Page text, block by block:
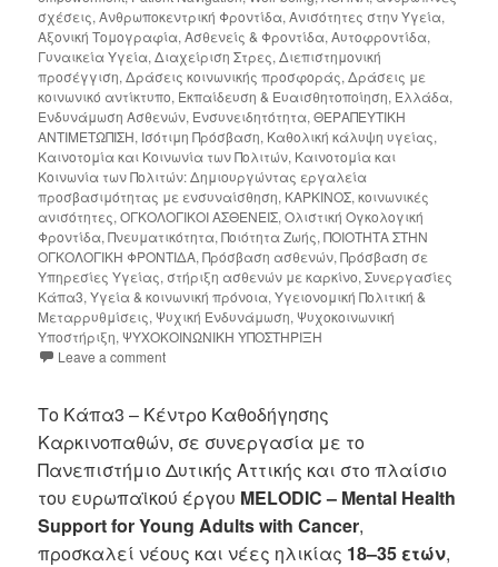
σχέσεις,Ανθρωποκεντρική Φροντίδα,Ανισότητες στην Υγεία,
Αξονική Τομογραφία,Ασθενείς & Φροντίδα,Αυτοφροντίδα,
Γυναικεία Υγεία,Διαχείριση Στρες,Διεπιστημονική
προσέγγιση,Δράσεις κοινωνικής προσφοράς,Δράσεις με
κοινωνικό αντίκτυπο, Εκπαίδευση & Ευαισθητοποίηση, Ελλάδα,
Ενδυνάμωση Ασθενών, Ενσυνειδητότητα,ΘΕΡΑΠΕΥΤΙΚΗ
ΑΝΤΙΜΕΤΩΠΙΣΗ, Ισότιμη Πρόσβαση, Καθολική κάλυψη υγείας,
Καινοτομία και Κοινωνία των Πολιτών, Καινοτομία και
Κοινωνία των Πολιτών: Δημιουργώντας εργαλεία
προσβασιμότητας με ενσυναίσθηση, ΚΑΡΚΙΝΟΣ,κοινωνικές
ανισότητες,ΟΓΚΟΛΟΓΙΚΟΙ ΑΣΘΕΝΕΙΣ,Ολιστική Ογκολογική
Φροντίδα,Πνευματικότητα,Ποιότητα Ζωής,ΠΟΙΟΤΗΤΑ ΣΤΗΝ
ΟΓΚΟΛΟΓΙΚΗ ΦΡΟΝΤΙΔΑ,Πρόσβαση ασθενών,Πρόσβαση σε
Υπηρεσίες Υγείας,στήριξη ασθενών με καρκίνο,Συνεργασίες
Κάπα3,Υγεία & κοινωνική πρόνοια,Υγειονομική Πολιτική &
Μεταρρυθμίσεις,Ψυχική Ενδυνάμωση,Ψυχοκοινωνική
Υποστήριξη,ΨΥΧΟΚΟΙΝΩΝΙΚΗ ΥΠΟΣΤΗΡΙΞΗ
Leave a comment
Το Κάπα3 – Κέντρο Καθοδήγησης
Καρκινοπαθών, σε συνεργασία με το
Πανεπιστήμιο Δυτικής Αττικής και στο πλαίσιο
του ευρωπαϊκού έργου MELODIC – Mental Health
Support for Young Adults with Cancer,
προσκαλεί νέους και νέες ηλικίας 18–35 ετών,